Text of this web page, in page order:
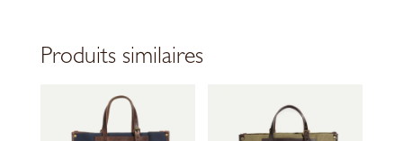
Produits similaires